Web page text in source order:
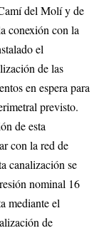
del Molí y de
conexión con la
el
de las
en espera para
previsto.
de esta
con la red de
canalización se
nominal 16
mediante el
de